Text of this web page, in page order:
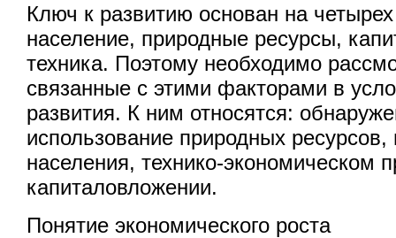
Ключ к развитию основан на
население, природные ресурсы,
техника. Поэтому необходимо
связанные с этими факторами в
развития. К ним относятся:
использование природных ресурсов,
населения, технико-экономическом
капиталовложении.
Понятие экономического роста